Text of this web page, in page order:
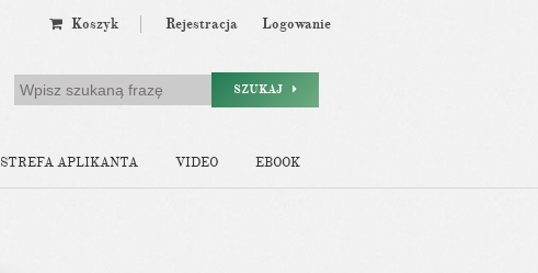
Koszyk Rejestracja Logowanie
SZUKAJ
STREFA APLIKANTA VIDEO EBOOK